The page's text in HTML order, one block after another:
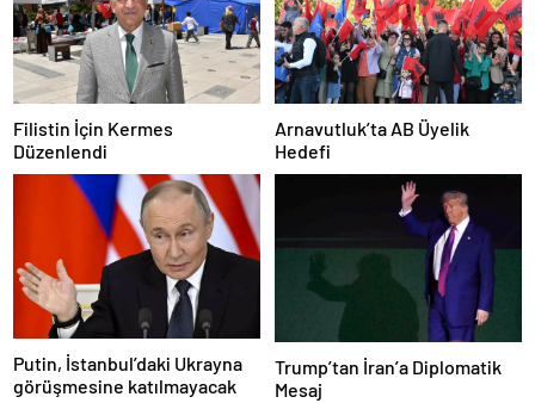
Filistin İçin Kermes
Düzenlendi
Arnavutluk’ta AB Üyelik
Hedefi
Putin, İstanbul’daki Ukrayna
görüşmesine katılmayacak
Trump’tan İran’a Diplomatik
Mesaj